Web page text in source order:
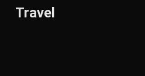
Travel